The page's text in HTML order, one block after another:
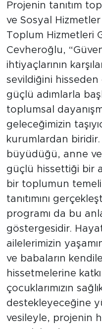
Projenin tanıtım
ve Sosyal Hizmetler
Toplum Hizmetleri
Cevheroğlu,
ihtiyaçlarının
sevildiğini
güçlü adımlarla
toplumsal
geleceğimizin
kurumlardan biridir.
büyüdüğü, anne
güçlü hissettiği bir
bir toplumun
tanıtımını
programı da bu
göstergesidir.
ailelerimizin
ve babaların
hissetmelerine
çocuklarımızın
destekleyeceğine
vesileyle, projenin